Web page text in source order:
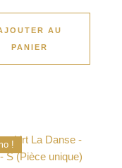
AU
PANIER
!